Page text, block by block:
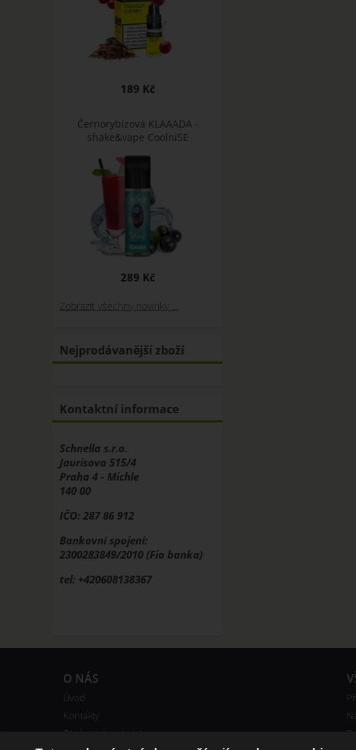
189 Kč
Černorybízová KLAAADA -
shake&vape CoolniSE
289 Kč
Zobrazit všechny novinky ...
Nejprodávanější zboží
Kontaktní informace
Schnella s.r.o.
Jaurisova 515/4
Praha 4 - Michle
140 00
IČO: 287 86 912
Bankovní spojení:
2300283849/2010 (Fio banka)
tel: +420608138367
O NÁS
Úvod
Kontakty
Obchodní podmínky